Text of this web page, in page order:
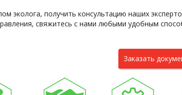
эколога, получить консультацию наших
свяжитесь с нами любыми удобным
Заказать